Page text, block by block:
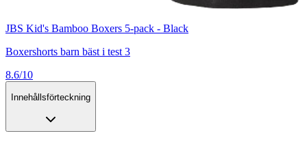
JBS Kid's Bamboo Boxers 5-pack - Black
Boxershorts barn bäst i test 3
8.6/10
Innehållsförteckning